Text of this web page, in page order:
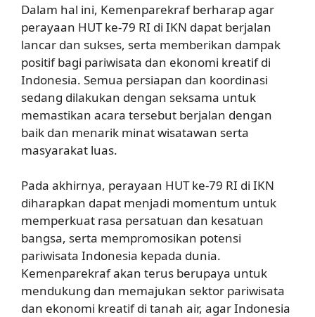
Dalam hal ini, Kemenparekraf berharap agar
perayaan HUT ke-79 RI di IKN dapat berjalan
lancar dan sukses, serta memberikan dampak
positif bagi pariwisata dan ekonomi kreatif di
Indonesia. Semua persiapan dan koordinasi
sedang dilakukan dengan seksama untuk
memastikan acara tersebut berjalan dengan
baik dan menarik minat wisatawan serta
masyarakat luas.
Pada akhirnya, perayaan HUT ke-79 RI di IKN
diharapkan dapat menjadi momentum untuk
memperkuat rasa persatuan dan kesatuan
bangsa, serta mempromosikan potensi
pariwisata Indonesia kepada dunia.
Kemenparekraf akan terus berupaya untuk
mendukung dan memajukan sektor pariwisata
dan ekonomi kreatif di tanah air, agar Indonesia